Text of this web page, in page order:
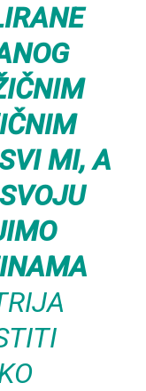
MI, A